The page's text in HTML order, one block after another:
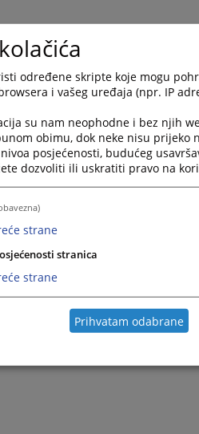
određene skripte koje mogu
i vašeg uređaja (npr. IP
su nam neophodne i bez njih
obimu, dok neke nisu prijeko
posjećenosti, budućeg
dozvoliti ili uskratiti pravo na
strane
stranica
strane
Prihvatam odabrane